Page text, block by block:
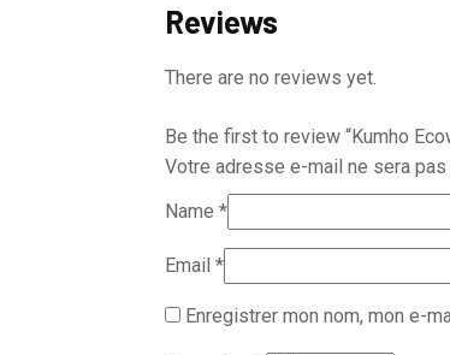
Reviews
There are no reviews yet.
Be the first to review “Kumho
Votre adresse e-mail ne sera pas
Name *
Email *
Enregistrer mon nom, mon e-